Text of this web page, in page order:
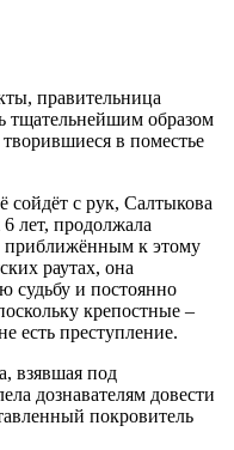
правительница
тщательнейшим образом
творившиеся в поместье
сойдёт с рук, Салтыкова
лет, продолжала
приближённым к этому
раутах, она
судьбу и постоянно
крепостные –
есть преступление.
взявшая под
дознавателям довести
покровитель